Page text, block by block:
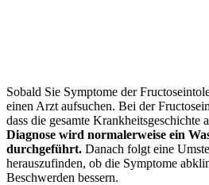
Sobald Sie Symptome der
einen Arzt aufsuchen. Bei der
dass die gesamte Krankheitsgeschichte
Diagnose wird normalerweise ein
durchgeführt. Danach folgt eine
herauszufinden, ob die Symptome
Beschwerden bessern.